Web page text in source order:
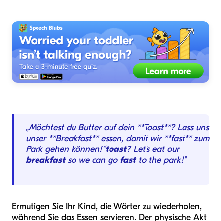
„Möchtest du Butter auf dein **Toast**? Lass uns
unser **Breakfast** essen, damit wir **fast** zum
Park gehen können!“toast? Let's eat our
breakfastso we can go fastto the park!"
Ermutigen Sie Ihr Kind, die Wörter zu wiederholen,
während Sie das Essen servieren. Der physische Akt